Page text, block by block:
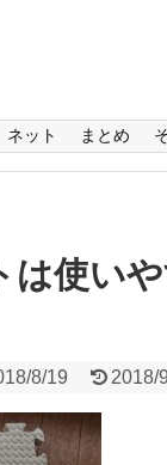
ネット まとめ
は使い
8/19 2018/